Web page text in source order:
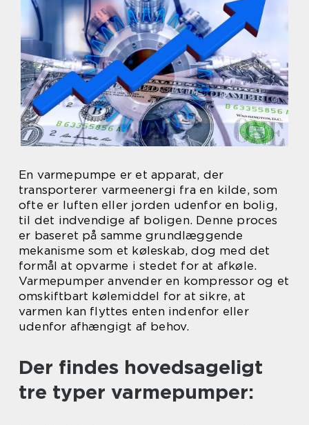
En varmepumpe er et apparat, der
transporterer varmeenergi fra en kilde, som
ofte er luften eller jorden udenfor en bolig,
til det indvendige af boligen. Denne proces
er baseret på samme grundlæggende
mekanisme som et køleskab, dog med det
formål at opvarme i stedet for at afkøle.
Varmepumper anvender en kompressor og et
omskiftbart kølemiddel for at sikre, at
varmen kan flyttes enten indenfor eller
udenfor afhængigt af behov.
Der findes hovedsageligt
tre typer varmepumper: